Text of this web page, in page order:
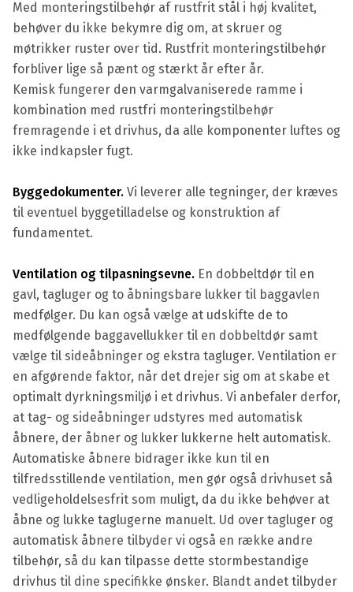
Med monteringstilbehør af rustfrit stål i høj kvalitet,
behøver du ikke bekymre dig om, at skruer og
møtrikker ruster over tid. Rustfrit monteringstilbehør
forbliver lige så pænt og stærkt år efter år.
Kemisk fungerer den varmgalvaniserede ramme i
kombination med rustfri monteringstilbehør
fremragende i et drivhus, da alle komponenter luftes og
ikke indkapsler fugt.
Byggedokumenter. Vi leverer alle tegninger, der kræves
til eventuel byggetilladelse og konstruktion af
fundamentet.
Ventilation og tilpasningsevne. En dobbeltdør til en
gavl, tagluger og to åbningsbare lukker til baggavlen
medfølger. Du kan også vælge at udskifte de to
medfølgende baggavellukker til en dobbeltdør samt
vælge til sideåbninger og ekstra tagluger. Ventilation er
en afgørende faktor, når det drejer sig om at skabe et
optimalt dyrkningsmiljø i et drivhus. Vi anbefaler derfor,
at tag- og sideåbninger udstyres med automatisk
åbnere, der åbner og lukker lukkerne helt automatisk.
Automatiske åbnere bidrager ikke kun til en
tilfredsstillende ventilation, men gør også drivhuset så
vedligeholdelsesfrit som muligt, da du ikke behøver at
åbne og lukke taglugerne manuelt. Ud over tagluger og
automatisk åbnere tilbyder vi også en række andre
tilbehør, så du kan tilpasse dette stormbestandige
drivhus til dine specifikke ønsker. Blandt andet tilbyder